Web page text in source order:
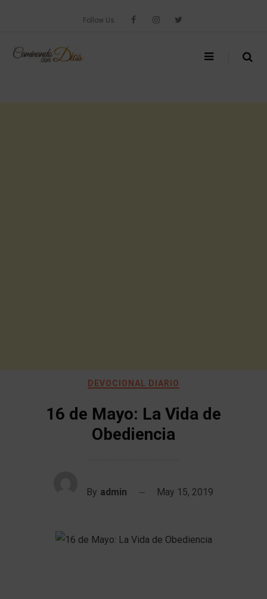
Follow Us
DEVOCIONAL DIARIO
16 de Mayo: La Vida de
Obediencia
By admin May 15, 2019